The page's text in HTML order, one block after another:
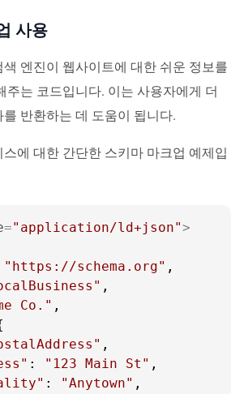
사용
엔진이 웹사이트에 대한 쉬운 정보를
주는 코드입니다. 이는 사용자에게 더
반환하는 데 도움이 됩니다.
에 대한 간단한 스키마 마크업 예제입
="application/ld+json">
"https://schema.org"
Co."
: "123 Main St"
: "Anytown"